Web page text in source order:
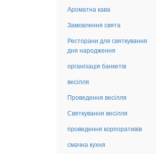
Ароматна кава
Замовлення свята
Ресторани для святкування
дня народження
організація банкетів
весілля
Проведення весілля
Святкування весілля
проведення корпоративів
смачна кухня